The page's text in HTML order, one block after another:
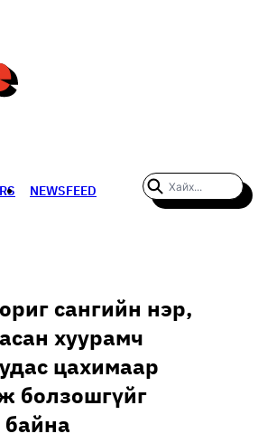
NEWSFEED
YORK TIMES
НЭГ САНАЛ БАЙНА
- 2024
сангийн нэр,
хуурамч
цахимаар
болзошгүйг